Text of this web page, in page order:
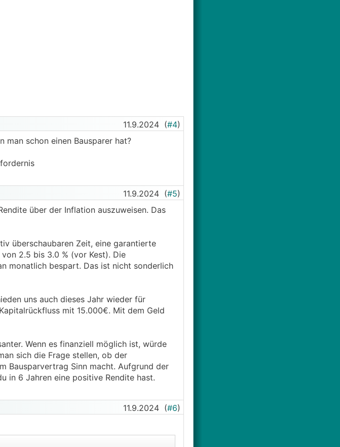
11.9.2024 (#4)
schon einen Bausparer hat?
11.9.2024 (#5)
über der Inflation auszuweisen. Das
überschaubaren Zeit, eine garantierte
2.5 bis 3.0 % (vor Kest). Die
monatlich bespart. Das ist nicht sonderlich
uns auch dieses Jahr wieder für
mit 15.000€. Mit dem Geld
Wenn es finanziell möglich ist, würde
sich die Frage stellen, ob der
Bausparvertrag Sinn macht. Aufgrund der
in 6 Jahren eine positive Rendite hast.
11.9.2024 (#6)